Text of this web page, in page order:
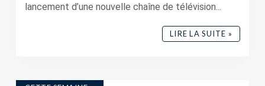
lancement d’une nouvelle chaîne de télévision...
LIRE LA SUITE »